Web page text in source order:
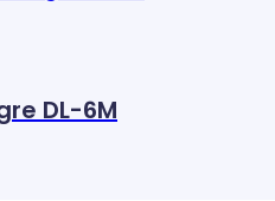
DL-6M